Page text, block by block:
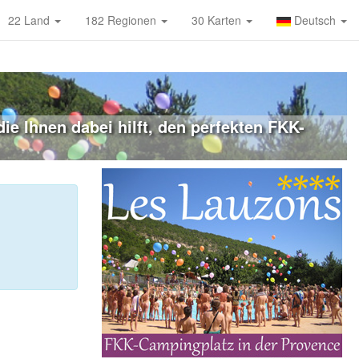
22 Land 182 Regionen 30 Karten Deutsch
Ihnen dabei hilft, den perfekten FKK-